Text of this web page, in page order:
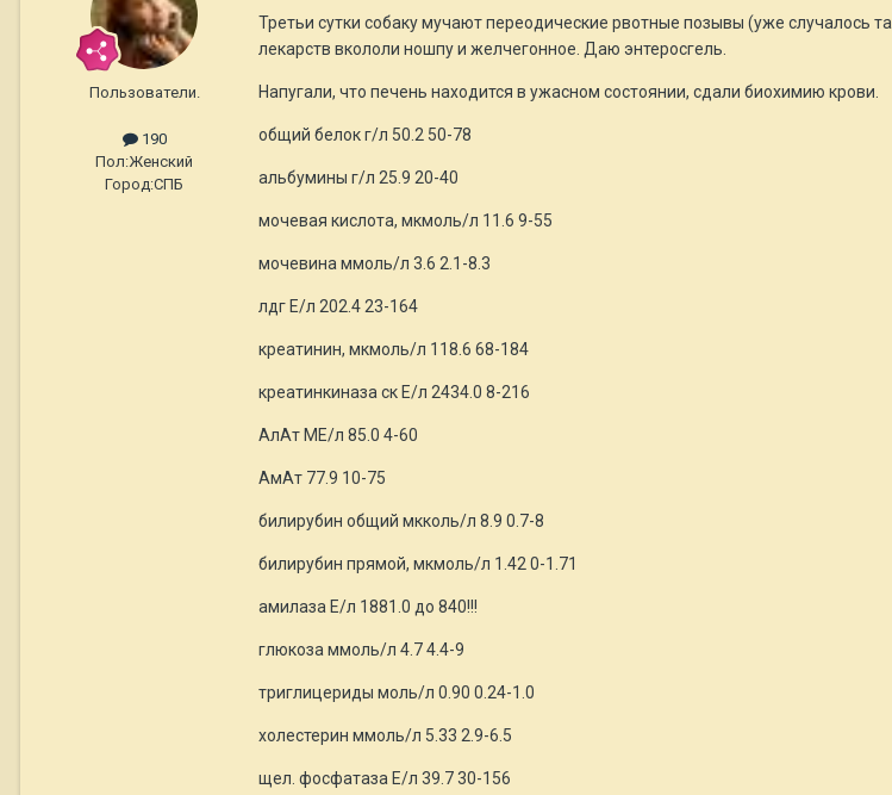
Пользователи.
190
Пол:Женский
Город:СПБ
Третьи сутки собаку мучают переодические рвотные позывы (уже случалось
лекарств вкололи ношпу и желчегонное. Даю энтеросгель.
Напугали, что печень находится в ужасном состоянии, сдали биохимию крови.
общий белок г/л 50.2 50-78
альбумины г/л 25.9 20-40
мочевая кислота, мкмоль/л 11.6 9-55
мочевина ммоль/л 3.6 2.1-8.3
лдг Е/л 202.4 23-164
креатинин, мкмоль/л 118.6 68-184
креатинкиназа ск Е/л 2434.0 8-216
АлАт МЕ/л 85.0 4-60
АмАт 77.9 10-75
билирубин общий мкколь/л 8.9 0.7-8
билирубин прямой, мкмоль/л 1.42 0-1.71
амилаза Е/л 1881.0 до 840!!!
глюкоза ммоль/л 4.7 4.4-9
триглицериды моль/л 0.90 0.24-1.0
холестерин ммоль/л 5.33 2.9-6.5
щел. фосфатаза Е/л 39.7 30-156